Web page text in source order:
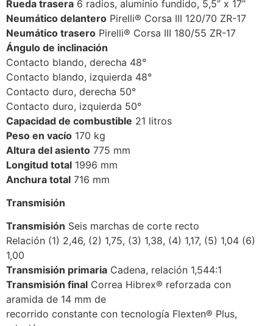
Rueda trasera 6 radios, aluminio fundido, 5,5” x 17”
Neumático delantero Pirelli® Corsa III 120/70 ZR-17
Neumático trasero Pirelli® Corsa III 180/55 ZR-17
Ángulo de inclinación
Contacto blando, derecha 48°
Contacto blando, izquierda 48°
Contacto duro, derecha 50°
Contacto duro, izquierda 50°
Capacidad de combustible 21 litros
Peso en vacío 170 kg
Altura del asiento 775 mm
Longitud total 1996 mm
Anchura total 716 mm
Transmisión
Transmisión Seis marchas de corte recto
Relación (1) 2,46, (2) 1,75, (3) 1,38, (4) 1,17, (5) 1,04 (6)
1,00
Transmisión primaria Cadena, relación 1,544:1
Transmisión final Correa Hibrex® reforzada con
aramida de 14 mm de
recorrido constante con tecnología Flexten® Plus,